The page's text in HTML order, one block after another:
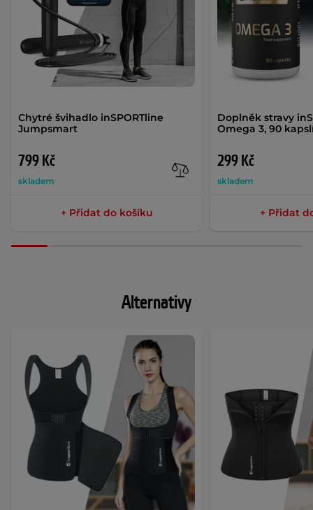
Chytré švihadlo inSPORTline
Jumpsmart
799 Kč
skladem
+ Přidat do košíku
Doplněk stravy
Omega 3, 90
299 Kč
skladem
+ Přidat
Alternativy